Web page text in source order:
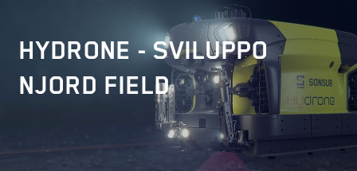
HYDRONE - SVILUPPO
NJORD FIELD